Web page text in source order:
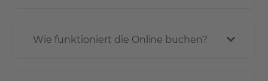
Wie funktioniert die Online buchen?